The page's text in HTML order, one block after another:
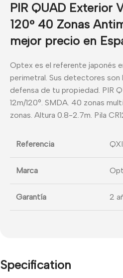
PIR QUAD Exterior
120° 40 Zonas
mejor precio en
Optex es el referente japonés
perimetral. Sus detectores son
defensa de tu propiedad. PIR
12m/120°. SMDA. 40 zonas
zonas. Altura 0.8-2.7m. Pila
Referencia
Marca
Garantía 2
Specification